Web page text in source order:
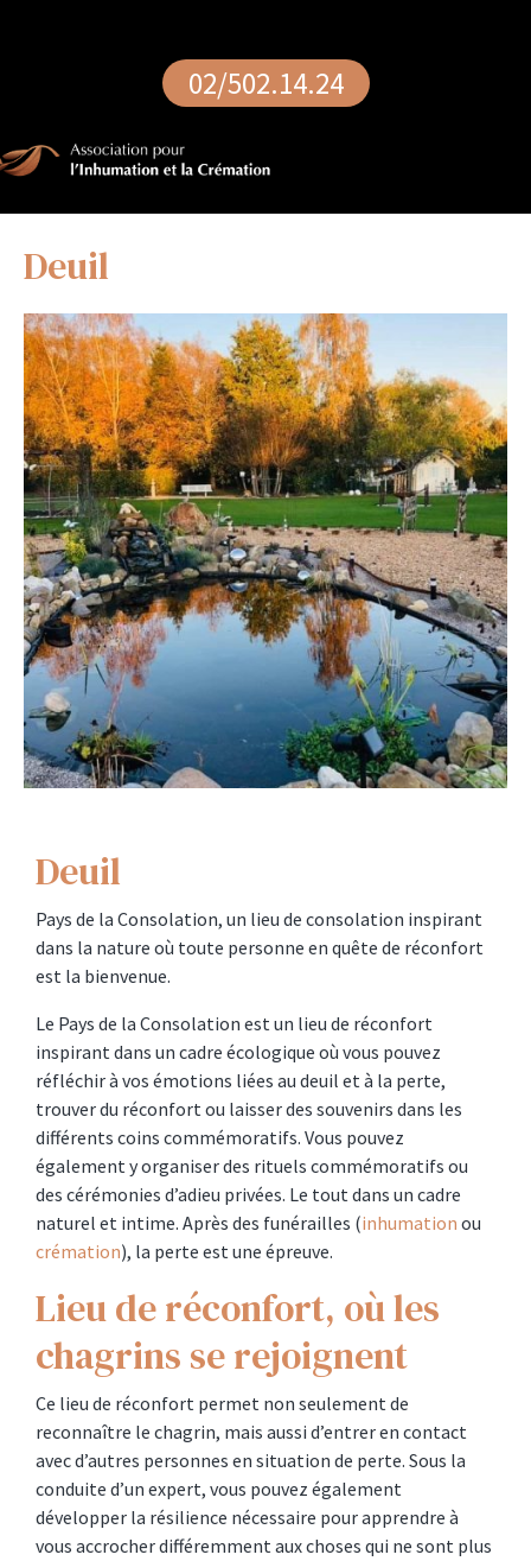
02/502.14.24
Deuil
Deuil
Pays de la Consolation, un lieu de consolation inspirant
dans la nature où toute personne en quête de réconfort
est la bienvenue.
Le Pays de la Consolation est un lieu de réconfort
inspirant dans un cadre écologique où vous pouvez
réfléchir à vos émotions liées au deuil et à la perte,
trouver du réconfort ou laisser des souvenirs dans les
différents coins commémoratifs. Vous pouvez
également y organiser des rituels commémoratifs ou
des cérémonies d’adieu privées. Le tout dans un cadre
naturel et intime. Après des funérailles (inhumation ou
crémation), la perte est une épreuve.
Lieu de réconfort, où les
chagrins se rejoignent
Ce lieu de réconfort permet non seulement de
reconnaître le chagrin, mais aussi d’entrer en contact
avec d’autres personnes en situation de perte. Sous la
conduite d’un expert, vous pouvez également
développer la résilience nécessaire pour apprendre à
vous accrocher différemment aux choses qui ne sont plus